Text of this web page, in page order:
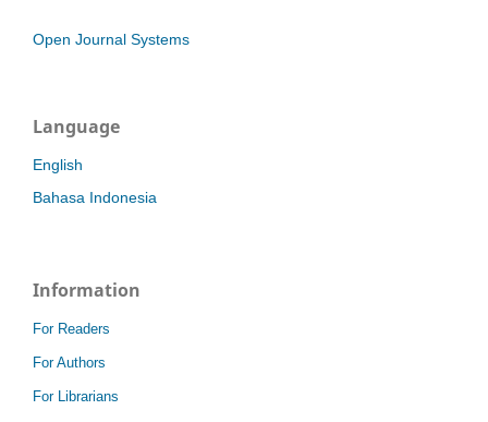
Open Journal Systems
Language
English
Bahasa Indonesia
Information
For Readers
For Authors
For Librarians